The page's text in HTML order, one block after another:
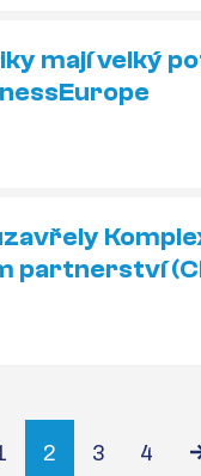
mají velký
partnerství
2 3 4